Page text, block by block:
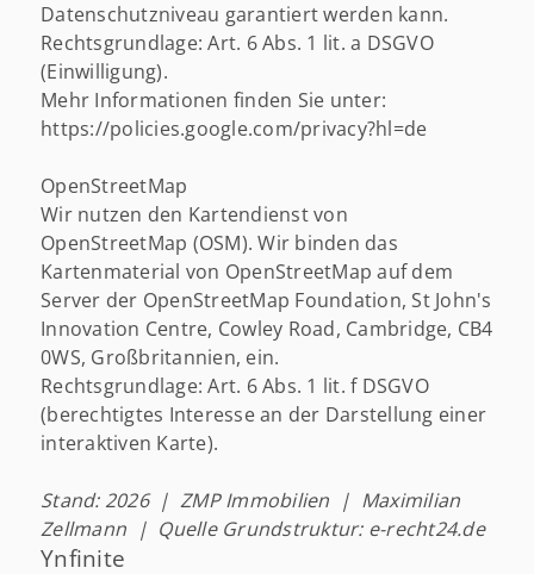
Datenschutzniveau garantiert werden kann.
Rechtsgrundlage: Art. 6 Abs. 1 lit. a DSGVO
(Einwilligung).
Mehr Informationen finden Sie unter:
https://policies.google.com/privacy?hl=de
OpenStreetMap
Wir nutzen den Kartendienst von
OpenStreetMap (OSM). Wir binden das
Kartenmaterial von OpenStreetMap auf dem
Server der OpenStreetMap Foundation, St John's
Innovation Centre, Cowley Road, Cambridge, CB4
0WS, Großbritannien, ein.
Rechtsgrundlage: Art. 6 Abs. 1 lit. f DSGVO
(berechtigtes Interesse an der Darstellung einer
interaktiven Karte).
Stand: 2026 | ZMP Immobilien | Maximilian
Zellmann | Quelle Grundstruktur: e-recht24.de
Ynfinite